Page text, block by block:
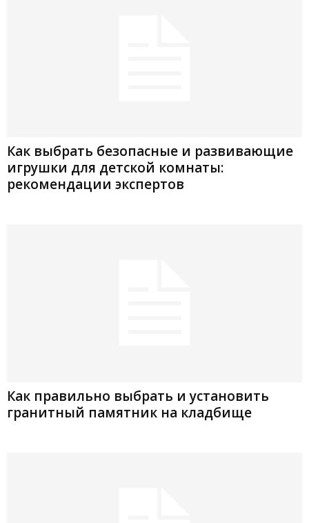
Как выбрать безопасные и развивающие
игрушки для детской комнаты:
рекомендации экспертов
Как правильно выбрать и установить
гранитный памятник на кладбище